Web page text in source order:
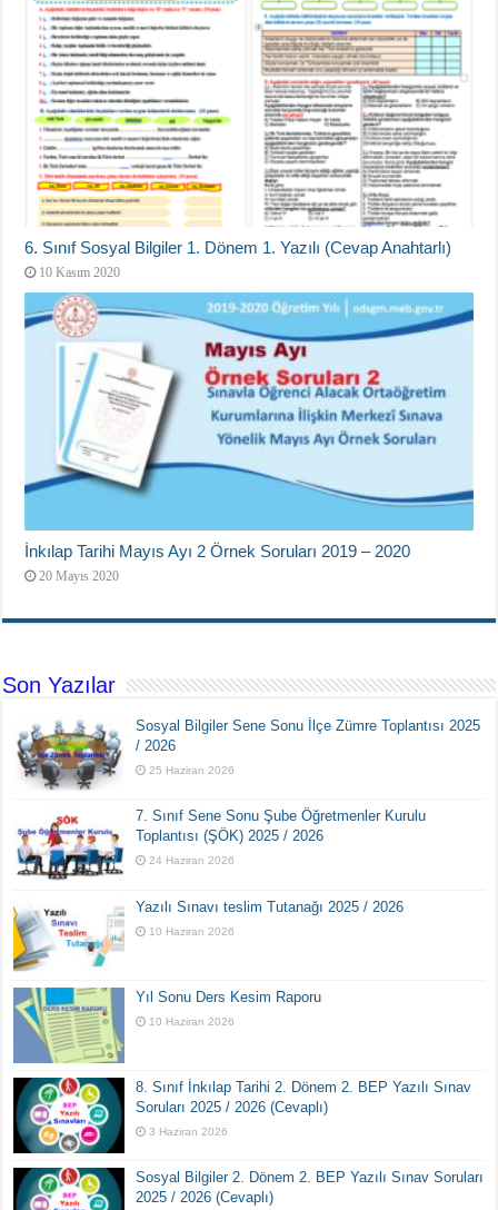
6. Sınıf Sosyal Bilgiler 1. Dönem 1. Yazılı (Cevap Anahtarlı)
10 Kasım 2020
İnkılap Tarihi Mayıs Ayı 2 Örnek Soruları 2019 – 2020
20 Mayıs 2020
Son Yazılar
Sosyal Bilgiler Sene Sonu İlçe Zümre Toplantısı 2025
/ 2026
25 Haziran 2026
7. Sınıf Sene Sonu Şube Öğretmenler Kurulu
Toplantısı (ŞÖK) 2025 / 2026
24 Haziran 2026
Yazılı Sınavı teslim Tutanağı 2025 / 2026
10 Haziran 2026
Yıl Sonu Ders Kesim Raporu
10 Haziran 2026
8. Sınıf İnkılap Tarihi 2. Dönem 2. BEP Yazılı Sınav
Soruları 2025 / 2026 (Cevaplı)
3 Haziran 2026
Sosyal Bilgiler 2. Dönem 2. BEP Yazılı Sınav Soruları
2025 / 2026 (Cevaplı)